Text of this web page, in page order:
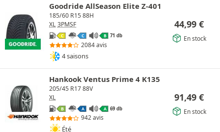
Goodride AllSeason Elite Z-401
185/60 R15 88H
XL 3PMSF
C C B 71 db
2084 avis
4 saisons
44,99 €
En stock
Hankook Ventus Prime 4 K135
205/45 R17 88V
XL
B A A 69 db
942 avis
Été
91,49 €
En stock